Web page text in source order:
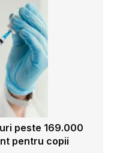
peste 169.000
pentru copii